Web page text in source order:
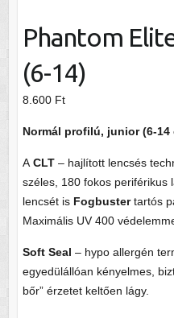
Phantom
(6-14)
8.600 Ft
Normál profilú, junior (6-
A CLT– hajlított lencsés
széles, 180 fokos periférikus
lencsét is Fogbustertartós
Maximális UV 400
Soft Seal – hypo allergén
egyedülállóan kényelmes,
bőr” érzetet keltően lágy.